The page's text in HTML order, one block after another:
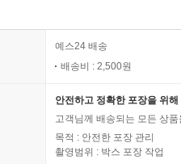
예스24 배송
배송비 : 2,500원
안전하고 정확한 포장을 위
고객님께 배송되는 모든 상
목적 : 안전한 포장 관리
촬영범위 : 박스 포장 작업